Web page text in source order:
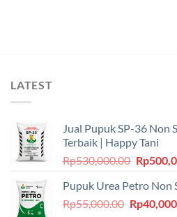
LATEST
Jual Pupuk SP-36 Non
Terbaik | Happy Tani
Rp530,000.00 Harga
adalah:
Rp
Pupuk Urea Petro Non
Rp55,000.00 Harga
Rp